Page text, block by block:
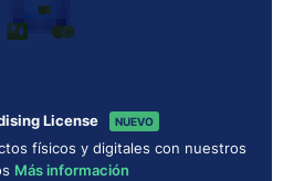
License NUEVO
físicos y digitales con nuestros
Más información